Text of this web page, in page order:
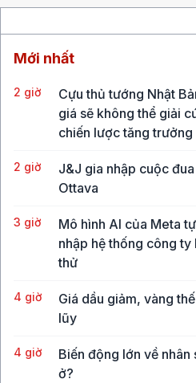
Mới nhất
2 giờ
Cựu thủ tướng Nhật
giá sẽ không thể giải
chiến lược tăng trưởng
2 giờ
J&J gia nhập cuộc
Ottava
3 giờ
Mô hình AI của Meta
nhập hệ thống công
thử
4 giờ
Giá dầu giảm, vàng
lũy
4 giờ
Biến động lớn về
ở?